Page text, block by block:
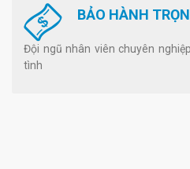
BẢO HÀNH
Đội ngũ nhân viên chuyên
tình